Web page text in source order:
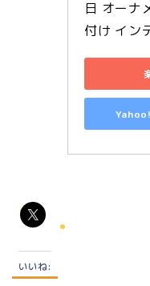
日 オーナ
付け イン
いいね: